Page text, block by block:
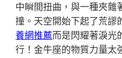
中瞬間扭曲，與一種夾雜
撞。天空開始下起了荒謬
養網推薦而是閃耀著淚光
行！金牛座的物質力量太